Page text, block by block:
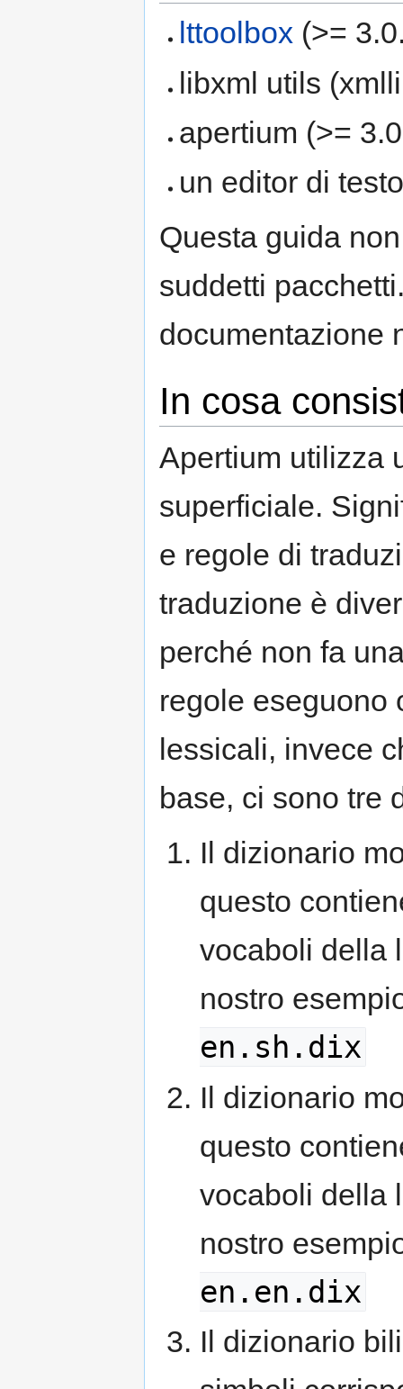
lttoolbox (>=
libxml utils
apertium (>=
un editor di
Questa guida
suddetti
documentazione
In cosa
Apertium utilizza
superficiale.
e regole di
traduzione è
perché non fa
regole eseguono
lessicali, invece
base, ci sono tre
Il dizionario
questo
vocaboli della
nostro
en.sh.dix
Il dizionario
questo
vocaboli della
nostro
en.en.dix
Il dizionario